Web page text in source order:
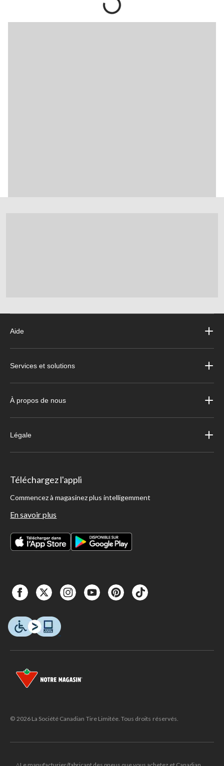
Aide
Services et solutions
À propos de nous
Légale
Téléchargez l'appli
Commencez à magasinez plus intelligemment
En savoir plus
© 2026 La Société Canadian Tire Limitée. Tous droits réservés.